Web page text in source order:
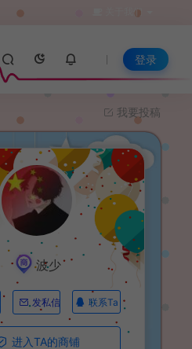
关于我们
登录
我要投稿
波少
发私信 联系Ta
进入TA的商铺